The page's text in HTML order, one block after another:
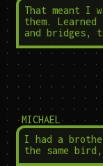
That meant I
them.
and bridges,
MICHAEL
I had a
the same